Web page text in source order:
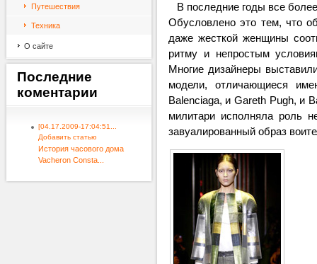
В последние годы все
Обусловлено это тем, что
даже жесткой женщины
ритму и непростым
Многие дизайнеры
модели, отличающиеся
Balenciaga, и Gareth Pugh, и
милитари исполняла роль
завуалированный образ
Путешествия
Техника
О сайте
Последние
коментарии
[04.17.2009-17:04:51...
Добавить статью
История часового дома
Vacheron Consta...